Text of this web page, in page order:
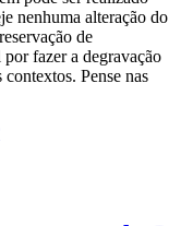
nenhuma alteração do
de
fazer a degravação
Pense nas